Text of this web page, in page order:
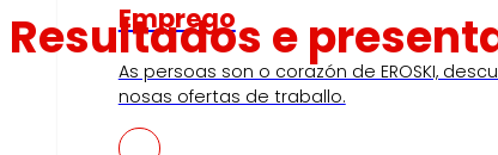
Emprego
As persoas son o corazón de EROSKI,
nosas ofertas de traballo.
Resultados e